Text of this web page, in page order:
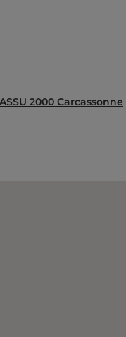
ASSU 2000 Carcassonne